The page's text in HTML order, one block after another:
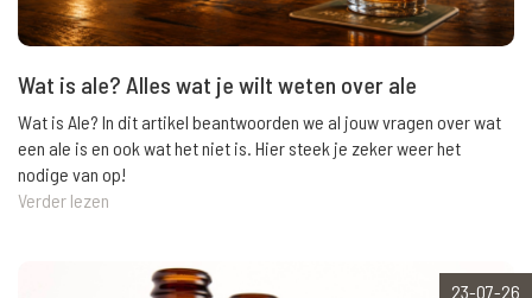
Wat is ale? Alles wat je wilt weten over ale
Wat is Ale? In dit artikel beantwoorden we al jouw vragen over wat
een ale is en ook wat het niet is. Hier steek je zeker weer het
nodige van op!
Verder lezen
23-07-26